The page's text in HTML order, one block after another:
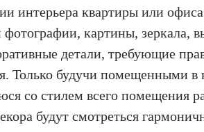
интерьера квартиры или
фотографии, картины, зеркала,
детали, требующие
Только будучи помещенными в
со стилем всего помещения
будут смотреться